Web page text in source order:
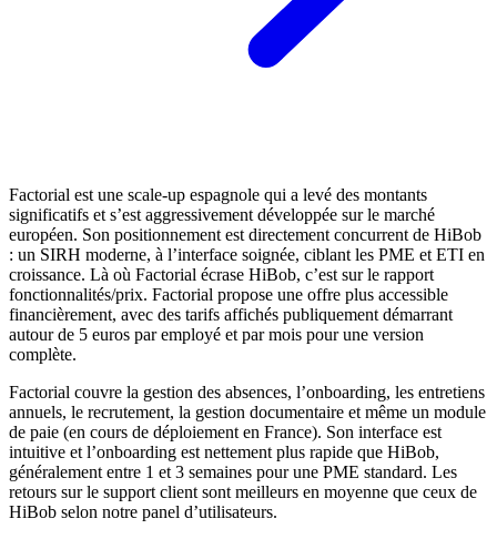
Factorial est une scale-up espagnole qui a levé des montants
significatifs et s’est aggressivement développée sur le marché
européen. Son positionnement est directement concurrent de HiBob
: un SIRH moderne, à l’interface soignée, ciblant les PME et ETI en
croissance. Là où Factorial écrase HiBob, c’est sur le rapport
fonctionnalités/prix. Factorial propose une offre plus accessible
financièrement, avec des tarifs affichés publiquement démarrant
autour de 5 euros par employé et par mois pour une version
complète.
Factorial couvre la gestion des absences, l’onboarding, les entretiens
annuels, le recrutement, la gestion documentaire et même un module
de paie (en cours de déploiement en France). Son interface est
intuitive et l’onboarding est nettement plus rapide que HiBob,
généralement entre 1 et 3 semaines pour une PME standard. Les
retours sur le support client sont meilleurs en moyenne que ceux de
HiBob selon notre panel d’utilisateurs.